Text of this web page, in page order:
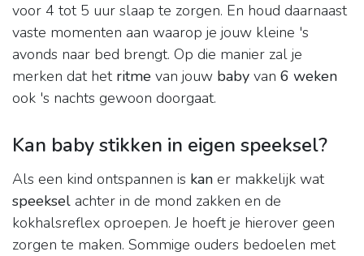
voor 4 tot 5 uur slaap te zorgen. En houd daarnaast
vaste momenten aan waarop je jouw kleine 's
avonds naar bed brengt. Op die manier zal je
merken dat het ritme van jouw baby van 6 weken
ook 's nachts gewoon doorgaat.
Kan baby stikken in eigen speeksel?
Als een kind ontspannen is kan er makkelijk wat
speeksel achter in de mond zakken en de
kokhalsreflex oproepen. Je hoeft je hierover geen
zorgen te maken. Sommige ouders bedoelen met